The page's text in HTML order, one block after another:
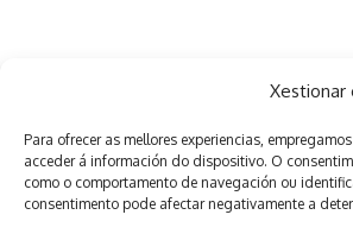
Xestionar
Para ofrecer as mellores experiencias,
acceder á información do dispositivo. O
como o comportamento de navegación ou
consentimento pode afectar negativamente a